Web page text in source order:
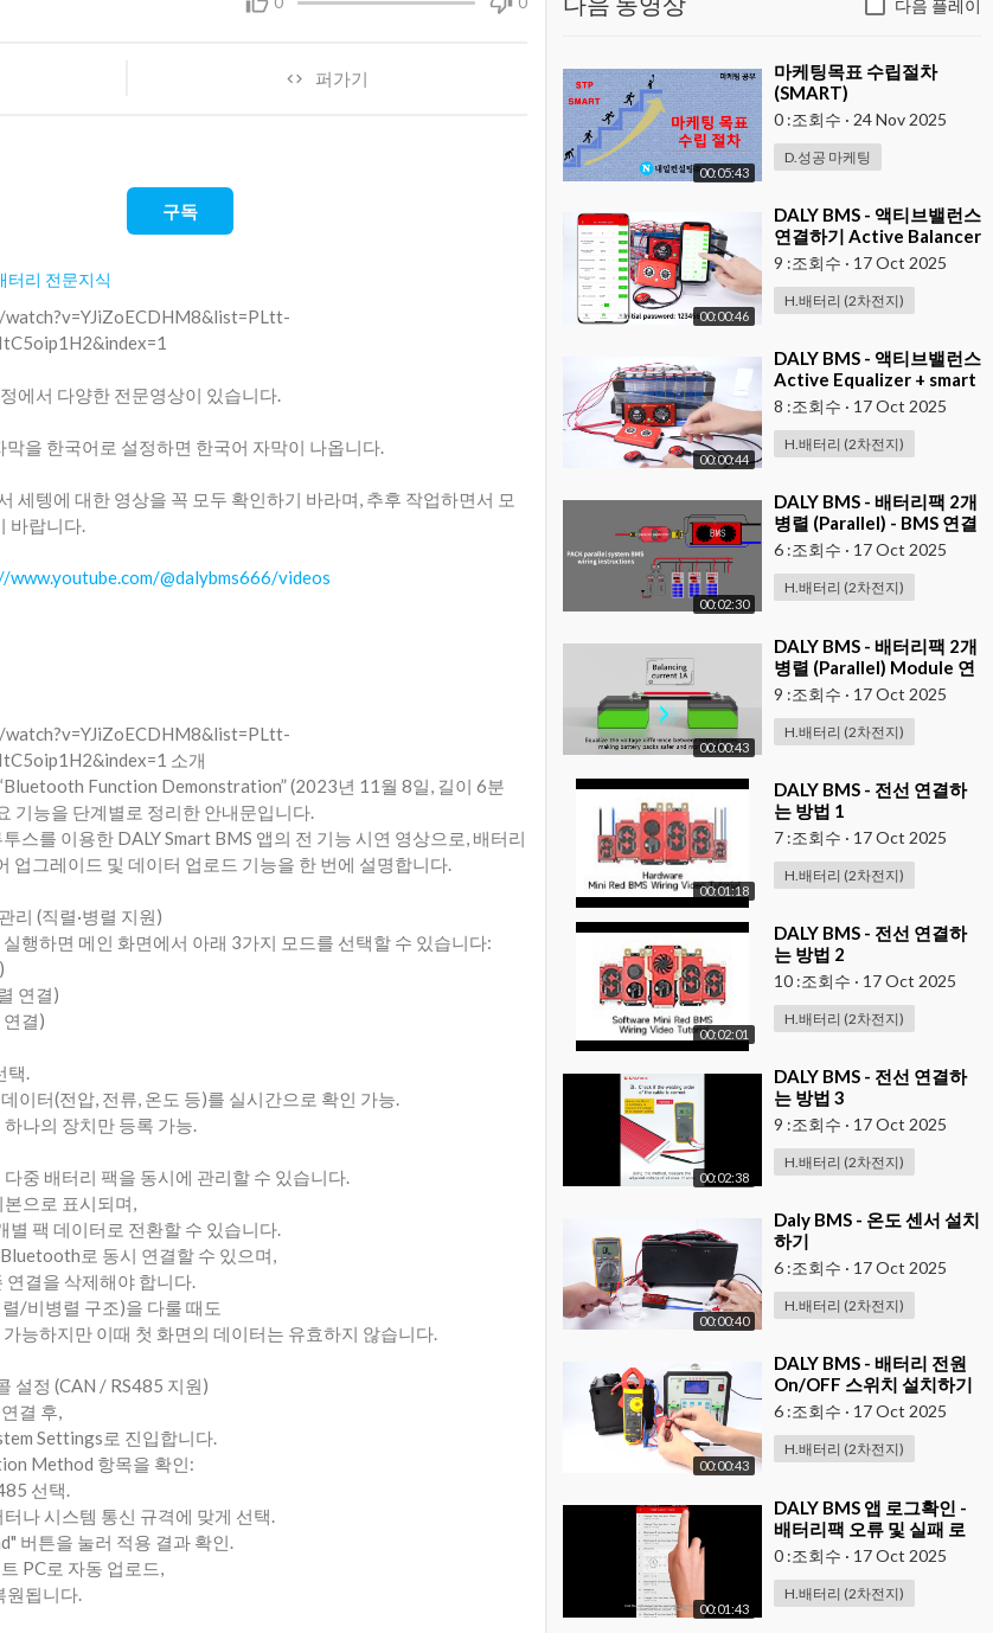
다음 플레이
00:05:43
⁣마케팅목표 수립절차
(SMART)
0 :조회수 · 24 Nov 2025
D.성공 마케팅
00:00:46
⁣DALY BMS - 액티브밸런스
연결하기 Active Balancer
( 구형 )
9 :조회수 · 17 Oct 2025
H.배터리 (2차전지)
00:00:44
⁣DALY BMS - 액티브밸런스
Active Equalizer + smart
BMS
8 :조회수 · 17 Oct 2025
H.배터리 (2차전지)
00:02:30
⁣DALY BMS - 배터리팩 2개
병렬 (Parallel) - BMS 연결
하기 ( 대용량 ESS )
6 :조회수 · 17 Oct 2025
H.배터리 (2차전지)
00:00:43
⁣DALY BMS - 배터리팩 2개
병렬 (Parallel) Module 연
결하기
9 :조회수 · 17 Oct 2025
H.배터리 (2차전지)
00:01:18
⁣DALY BMS - 전선 연결하
는 방법 1
7 :조회수 · 17 Oct 2025
H.배터리 (2차전지)
00:02:01
⁣DALY BMS - 전선 연결하
는 방법 2
10 :조회수 · 17 Oct 2025
H.배터리 (2차전지)
00:02:38
⁣DALY BMS - 전선 연결하
는 방법 3
9 :조회수 · 17 Oct 2025
H.배터리 (2차전지)
00:00:40
⁣Daly BMS - 온도 센서 설치
하기
6 :조회수 · 17 Oct 2025
H.배터리 (2차전지)
00:00:43
⁣DALY BMS - 배터리 전원
On/OFF 스위치 설치하기
6 :조회수 · 17 Oct 2025
H.배터리 (2차전지)
00:01:43
⁣DALY BMS 앱 로그확인 -
배터리팩 오류 및 실패 로
그 확인방법
0 :조회수 · 17 Oct 2025
H.배터리 (2차전지)
퍼가기
구독
터리 전문지식
에서 다양한 전문영상이 있습니다.
막을 한국어로 설정하면 한국어 자막이 나옵니다.
세텡에 대한 영상을 꼭 모두 확인하기 바라며, 추후 작업하면서 모
바랍니다.
www.youtube.com/@dalybms666/videos
소개
Function Demonstration” (2023년 11월 8일, 길이 6분
기능을 단계별로 정리한 안내문입니다.
스를 이용한 DALY Smart BMS 앱의 전 기능 시연 영상으로, 배터리
업그레이드 및 데이터 업로드 기능을 한 번에 설명합니다.
리 (직렬·병렬 지원)
행하면 메인 화면에서 아래 3가지 모드를 선택할 수 있습니다:
연결)
결)
택.
이터(전압, 전류, 온도 등)를 실시간으로 확인 가능.
나의 장치만 등록 가능.
중 배터리 팩을 동시에 관리할 수 있습니다.
으로 표시되며,
별 팩 데이터로 전환할 수 있습니다.
로 동시 연결할 수 있으며,
결을 삭제해야 합니다.
/비병렬 구조)을 다룰 때도
능하지만 이때 첫 화면의 데이터는 유효하지 않습니다.
설정 (CAN / RS485 지원)
결 후,
Settings로 진입합니다.
Method 항목을 확인:
선택.
나 시스템 통신 규격에 맞게 선택.
버튼을 눌러 적용 결과 확인.
PC로 자동 업로드,
원됩니다.